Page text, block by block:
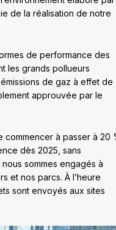
de la réalisation de notre
de performance des
les grands pollueurs
de gaz à effet de
approuvée par le
commencer à passer à 20
dès 2025, sans
sommes engagés à
et nos parcs. À l’heure
sont envoyés aux sites